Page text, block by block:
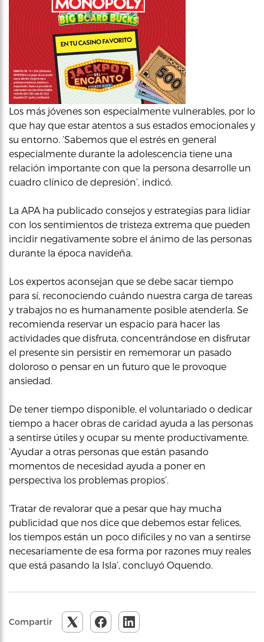
Los más jóvenes son especialmente vulnerables, por lo
que hay que estar atentos a sus estados emocionales y
su entorno. ‘Sabemos que el estrés en general
especialmente durante la adolescencia tiene una
relación importante con que la persona desarrolle un
cuadro clínico de depresión’, indicó.
La APA ha publicado consejos y estrategias para lidiar
con los sentimientos de tristeza extrema que pueden
incidir negativamente sobre el ánimo de las personas
durante la época navideña.
Los expertos aconsejan que se debe sacar tiempo
para sí, reconociendo cuándo nuestra carga de tareas
y trabajos no es humanamente posible atenderla. Se
recomienda reservar un espacio para hacer las
actividades que disfruta, concentrándose en disfrutar
el presente sin persistir en rememorar un pasado
doloroso o pensar en un futuro que le provoque
ansiedad.
De tener tiempo disponible, el voluntariado o dedicar
tiempo a hacer obras de caridad ayuda a las personas
a sentirse útiles y ocupar su mente productivamente.
‘Ayudar a otras personas que están pasando
momentos de necesidad ayuda a poner en
perspectiva los problemas propios’.
‘Tratar de revalorar que a pesar que hay mucha
publicidad que nos dice que debemos estar felices,
los tiempos están un poco difíciles y no van a sentirse
necesariamente de esa forma por razones muy reales
que está pasando la Isla’, concluyó Oquendo.
Compartir